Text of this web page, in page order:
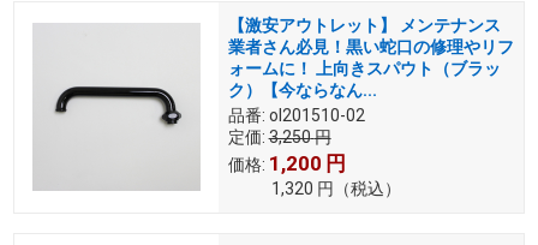
【激安アウトレット】 メンテナンス
業者さん必見！黒い蛇口の修理やリフ
ォームに！ 上向きスパウト（ブラッ
ク）【今ならなん...
品番: ol201510-02
定価: 3,250円
価格: 1,200 円
1,320 円 （税込）